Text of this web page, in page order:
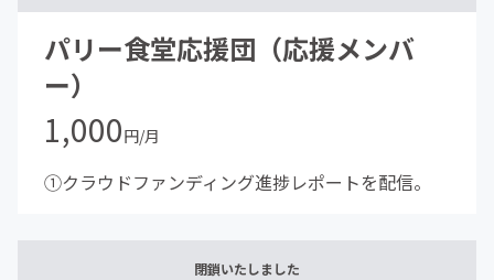
パリー食堂応援団（応援メンバ
ー）
1,000円/月
①クラウドファンディング進捗レポートを配信。
閉鎖いたしました